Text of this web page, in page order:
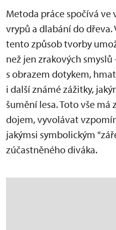
Metoda práce spočívá ve
vrypů a dlabání do dřeva.
tento způsob tvorby
než jen zrakových
s obrazem dotykem,
i další známé zážitky,
šumění lesa. Toto vše
dojem, vyvolávat
jakýmsi symbolickým
zúčastněného diváka.